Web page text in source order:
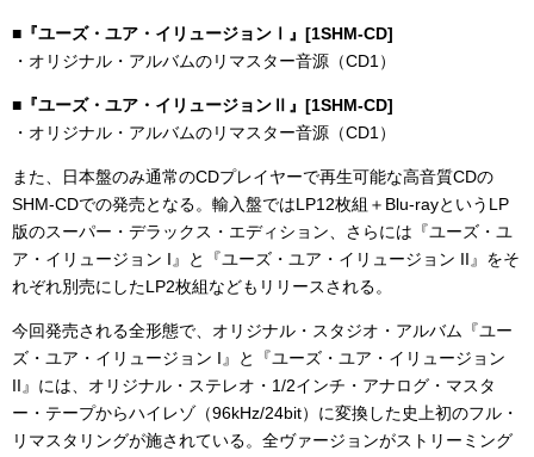
■『ユーズ・ユア・イリュージョンⅠ』[1SHM-CD]
・オリジナル・アルバムのリマスター音源（CD1）
■『ユーズ・ユア・イリュージョンⅡ』[1SHM-CD]
・オリジナル・アルバムのリマスター音源（CD1）
また、日本盤のみ通常のCDプレイヤーで再生可能な高音質CDの
SHM-CDでの発売となる。輸入盤ではLP12枚組＋Blu-rayというLP
版のスーパー・デラックス・エディション、さらには『ユーズ・ユ
ア・イリュージョン I』と『ユーズ・ユア・イリュージョン II』をそ
れぞれ別売にしたLP2枚組などもリリースされる。
今回発売される全形態で、オリジナル・スタジオ・アルバム『ユー
ズ・ユア・イリュージョン I』と『ユーズ・ユア・イリュージョン
II』には、オリジナル・ステレオ・1/2インチ・アナログ・マスタ
ー・テープからハイレゾ（96kHz/24bit）に変換した史上初のフル・
リマスタリングが施されている。全ヴァージョンがストリーミング